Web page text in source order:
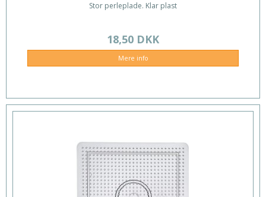
Stor perleplade. Klar plast
18,50 DKK
Mere info